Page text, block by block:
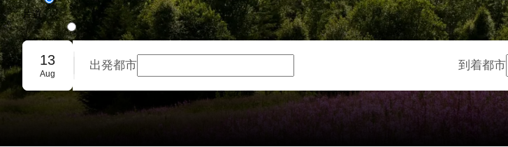
片道
往復旅行
団体予約
13
Aug
出発都市 到着都市